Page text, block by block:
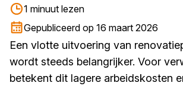
1 minuut lezen
Gepubliceerd op 16 maart 2026
Een vlotte uitvoering van
wordt steeds belangrijker. Voor
betekent dit lagere arbeidskosten